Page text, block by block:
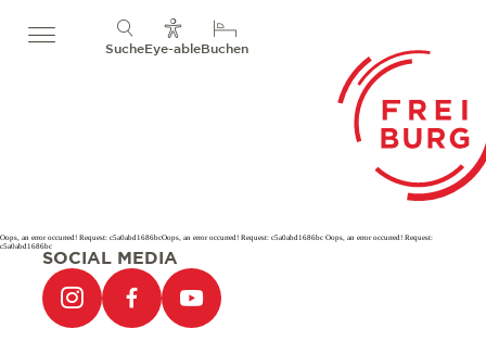
SucheEye-ableBuchen
Oops, an error occurred! Request: c5a0abd1686bcOops, an error occurred! Request: c5a0abd1686bc Oops, an error occurred! Request:
c5a0abd1686bc
SOCIAL MEDIA